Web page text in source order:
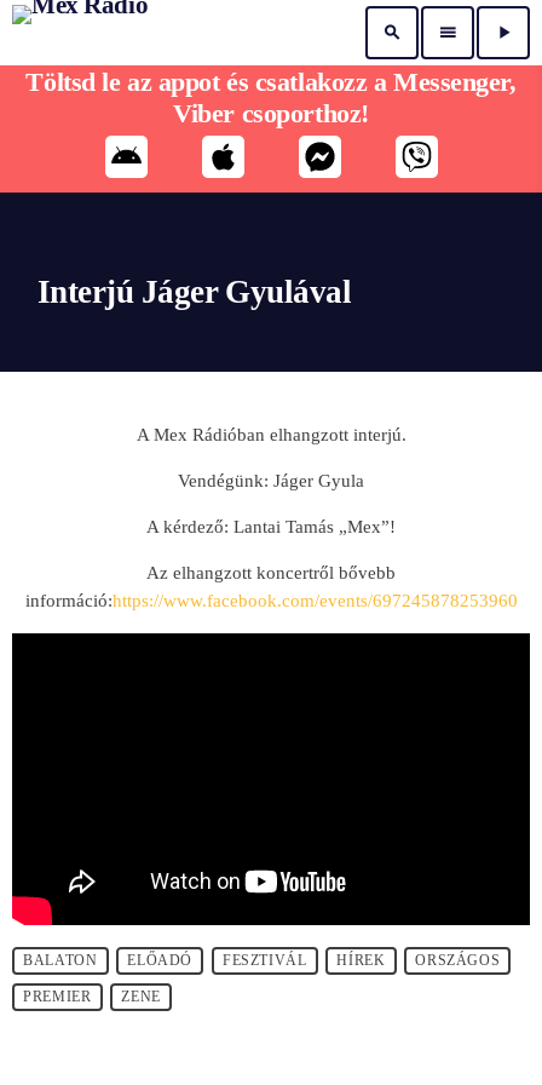
search menu play_arrow
Interjú Jáger Gyulával
A Mex Rádióban elhangzott interjú.
Vendégünk: Jáger Gyula
A kérdező: Lantai Tamás „Mex”!
Az elhangzott koncertről bővebb
információ:https://www.facebook.com/events/697245878253960
BALATON ELŐADÓ FESZTIVÁL HÍREK ORSZÁGOS
PREMIER ZENE
Töltsd le az appot és csatlakozz a Messenger,
Viber csoporthoz!